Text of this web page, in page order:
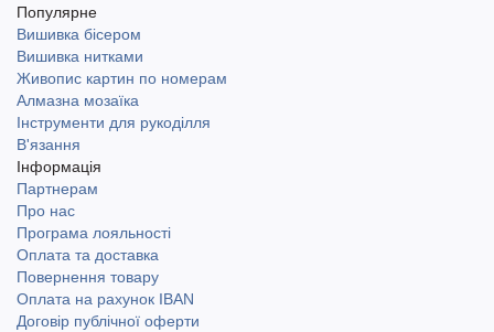
Популярне
Вишивка бісером
Вишивка нитками
Живопис картин по номерам
Алмазна мозаїка
Інструменти для рукоділля
В'язання
Інформація
Партнерам
Про нас
Програма лояльності
Оплата та доставка
Повернення товару
Оплата на рахунок IBAN
Договір публічної оферти